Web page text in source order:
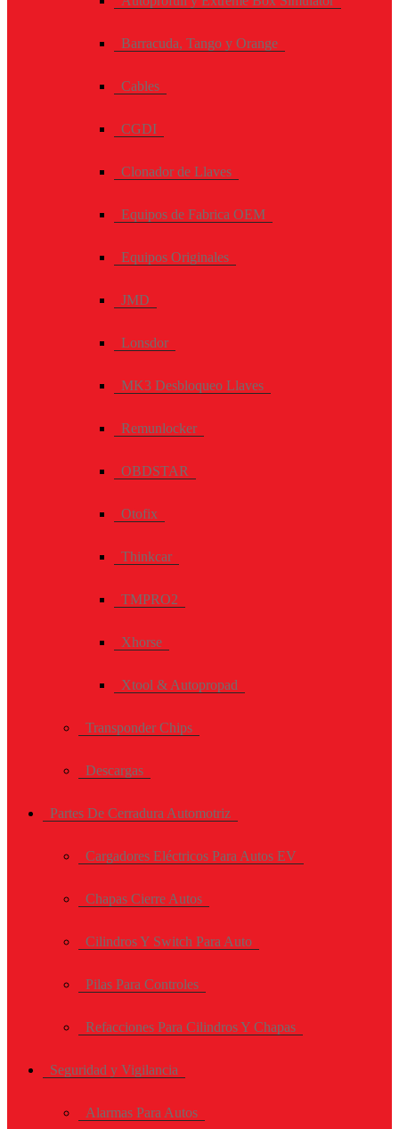
Barracuda, Tango y Orange
Cables
CGDI
Clonador de Llaves
Equipos de Fabrica OEM
Equipos Originales
JMD
Lonsdor
MK3 Desbloqueo Llaves
Remunlocker
OBDSTAR
Otofix
Thinkcar
TMPRO2
Xhorse
Xtool & Autopropad
Transponder Chips
Descargas
Partes De Cerradura Automotriz
Cargadores Eléctricos Para Autos EV
Chapas Cierre Autos
Cilindros Y Switch Para Auto
Pilas Para Controles
Refacciones Para Cilindros Y Chapas
Seguridad y Vigilancia
Alarmas Para Autos